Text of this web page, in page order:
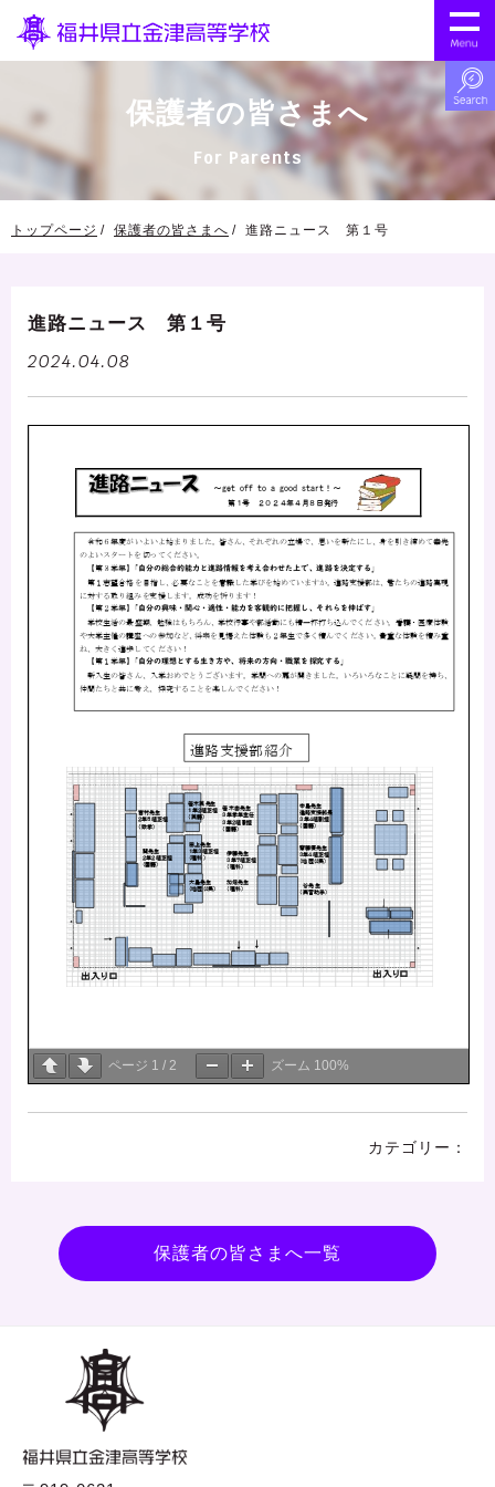
保護者の皆さまへ
For Parents
トップページ 保護者の皆さまへ 進路ニュース 第１号
進路ニュース 第１号
2024.04.08
ページ 1 / 2 ズーム 100%
保護者の皆さまへ一覧